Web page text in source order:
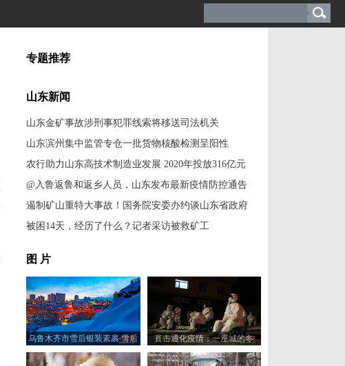
专题推荐
山东新闻
山东金矿事故涉刑事犯罪线索将移送司法机关
山东滨州集中监管专仓一批货物核酸检测呈阳性
农行助力山东高技术制造业发展 2020年投放316亿元
@入鲁返鲁和返乡人员，山东发布最新疫情防控通告
遏制矿山重特大事故！国务院安委办约谈山东省政府
被困14天，经历了什么？记者采访被救矿工
图 片
乌鲁木齐市雪后银装素裹 雪后
色景美如画
直击通化疫情：一座城的冬
日“不眠夜”